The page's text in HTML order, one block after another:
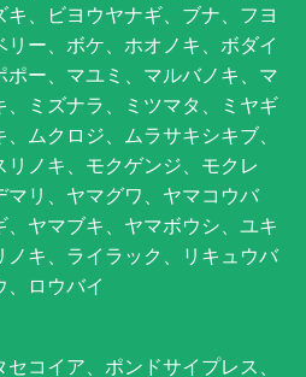
、ビヨウヤナギ、ブナ、フヨ
ー、ボケ、ホオノキ、ボダイ
ー、マユミ、マルバノキ、マ
ミズナラ、ミツマタ、ミヤギ
ムクロジ、ムラサキシキブ、
ノキ、モクゲンジ、モクレ
リ、ヤマグワ、ヤマコウバ
ヤマブキ、ヤマボウシ、ユキ
キ、ライラック、リキュウバ
ロウバイ
コイア、ポンドサイプレス、